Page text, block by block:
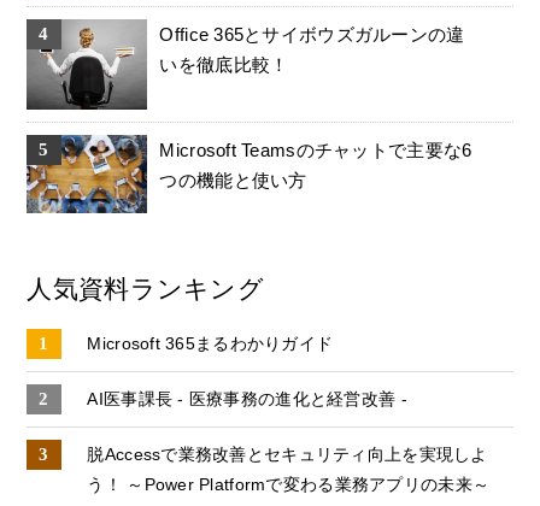
Office 365とサイボウズガルーンの違
いを徹底比較！
Microsoft Teamsのチャットで主要な6
つの機能と使い方
人気資料ランキング
Microsoft 365まるわかりガイド
AI医事課長 - 医療事務の進化と経営改善 -
脱Accessで業務改善とセキュリティ向上を実現しよ
う！ ～Power Platformで変わる業務アプリの未来～